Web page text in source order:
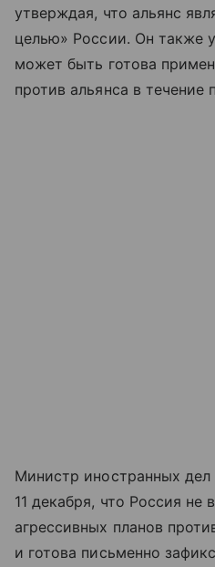
утверждая, что альянс
целью» России. Он также
может быть готова
против альянса в течение
Министр иностранных
11 декабря, что Россия не
агрессивных планов
и готова письменно